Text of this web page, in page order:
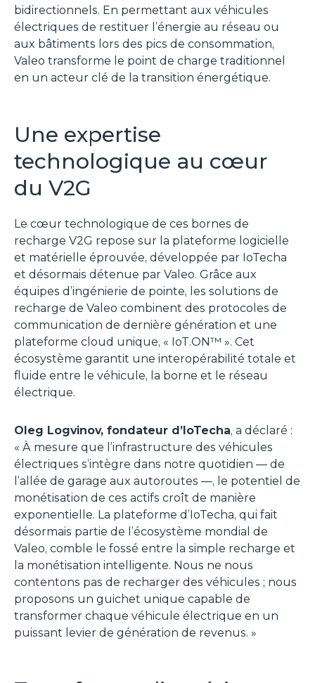
bidirectionnels. En permettant aux véhicules
électriques de restituer l’énergie au réseau ou
aux bâtiments lors des pics de consommation,
Valeo transforme le point de charge traditionnel
en un acteur clé de la transition énergétique.
Une expertise
technologique au cœur
du V2G
Le cœur technologique de ces bornes de
recharge V2G repose sur la plateforme logicielle
et matérielle éprouvée, développée par IoTecha
et désormais détenue par Valeo. Grâce aux
équipes d’ingénierie de pointe, les solutions de
recharge de Valeo combinent des protocoles de
communication de dernière génération et une
plateforme cloud unique, « IoT.ON™ ». Cet
écosystème garantit une interopérabilité totale et
fluide entre le véhicule, la borne et le réseau
électrique.
Oleg Logvinov, fondateur d’IoTecha, a déclaré :
« À mesure que l’infrastructure des véhicules
électriques s’intègre dans notre quotidien — de
l’allée de garage aux autoroutes —, le potentiel de
monétisation de ces actifs croît de manière
exponentielle. La plateforme d’IoTecha, qui fait
désormais partie de l’écosystème mondial de
Valeo, comble le fossé entre la simple recharge et
la monétisation intelligente. Nous ne nous
contentons pas de recharger des véhicules ; nous
proposons un guichet unique capable de
transformer chaque véhicule électrique en un
puissant levier de génération de revenus. »